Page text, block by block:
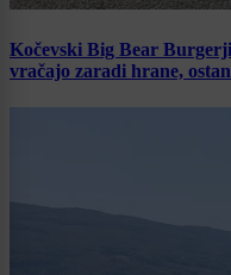
Kočevski Big Bear
vračajo zaradi hrane,